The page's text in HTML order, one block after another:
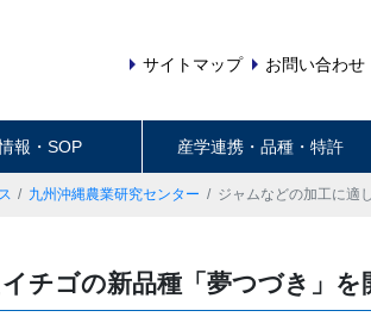
サイトマップ お問い合わせ
報・SOP 産学連携・品種・特許
九州沖縄農業研究センター ジャムなどの加工に適
チゴの新品種「夢つづき」を